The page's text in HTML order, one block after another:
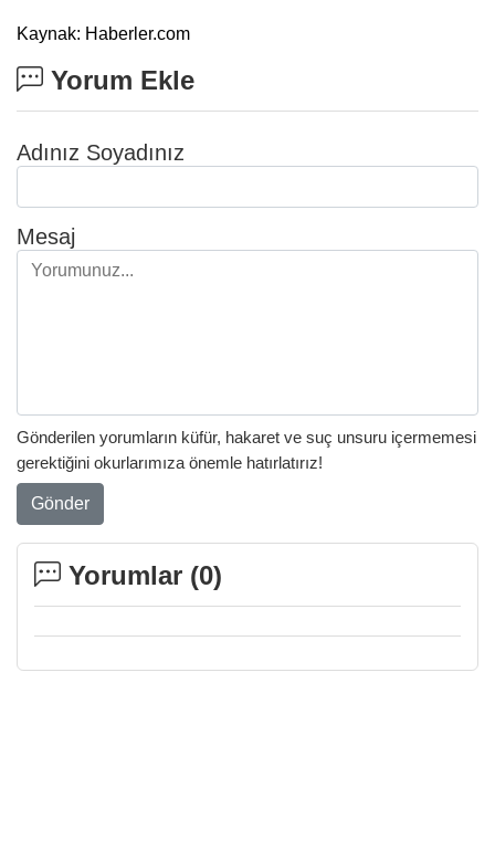
Kaynak: Haberler.com
Yorum Ekle
Adınız Soyadınız
Mesaj
Gönderilen yorumların küfür, hakaret ve suç unsuru içermemesi
gerektiğini okurlarımıza önemle hatırlatırız!
Gönder
Yorumlar (0)